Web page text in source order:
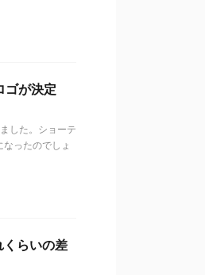
ゴが決定
した。ショーテ
ったのでしょ
らいの差